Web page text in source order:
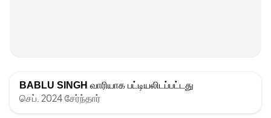
BABLU SINGH வாரியாக பட்டியலிடப்பட்டது
செப். 2024 சேர்ந்தார்